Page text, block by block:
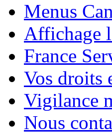
Menus
Affichage
France
Vos droits
Vigilance
Nous